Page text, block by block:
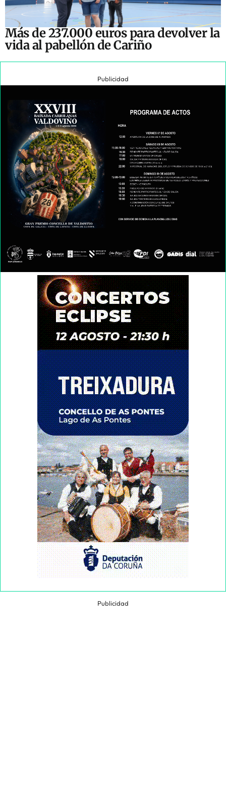
Más de 237.000 euros para devolver la
vida al pabellón de Cariño
Publicidad
Publicidad